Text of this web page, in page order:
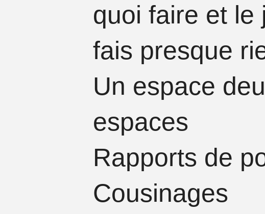
quoi faire et le
fais presque
Un espace
espaces​​
Rapports de